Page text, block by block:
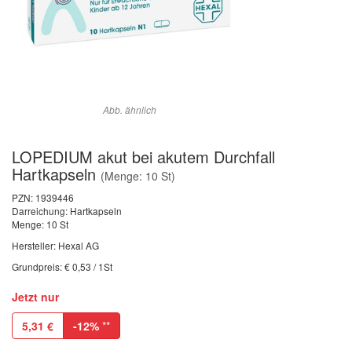
Abb. ähnlich
LOPEDIUM akut bei akutem Durchfall
Hartkapseln (Menge: 10 St)
PZN: 1939446
Darreichung: Hartkapseln
Menge: 10 St
Hersteller: Hexal AG
Grundpreis: € 0,53 / 1St
Jetzt nur
5,31 € -12% **